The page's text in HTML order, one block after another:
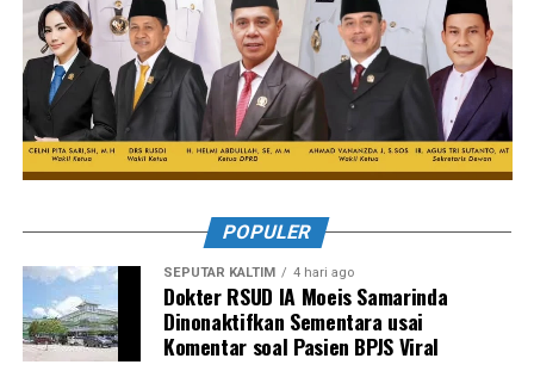
POPULER
SEPUTAR KALTIM 4 hari ago
Dokter RSUD IA Moeis Samarinda
Dinonaktifkan Sementara usai
Komentar soal Pasien BPJS Viral